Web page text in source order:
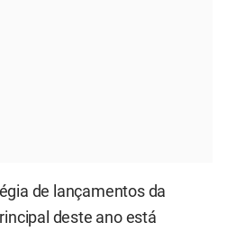
de lançamentos da
deste ano está